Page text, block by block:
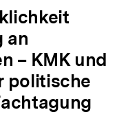
an
– KMK und
politische